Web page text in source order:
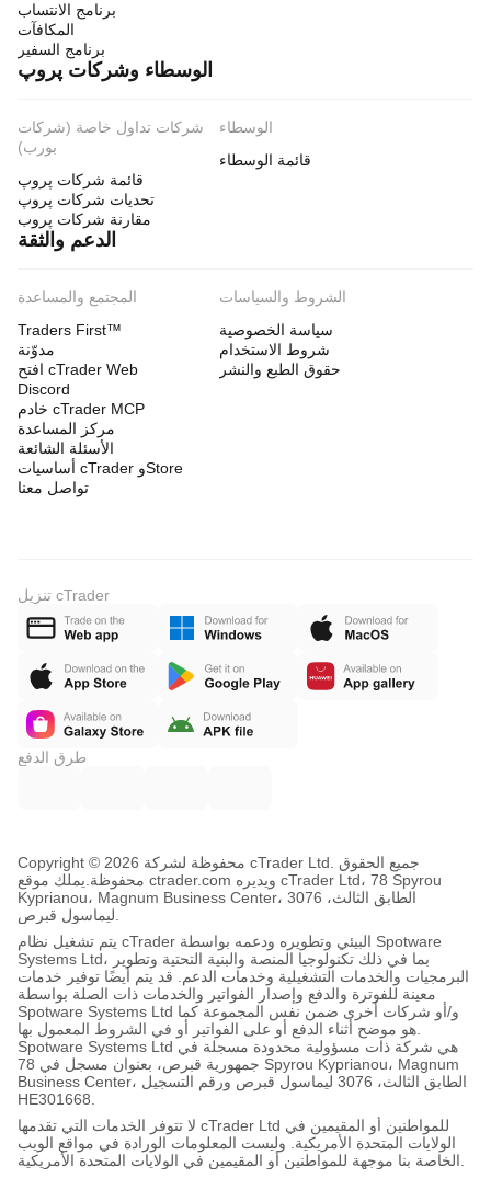
برنامج الانتساب
المكافآت
برنامج السفير
الوسطاء وشركات پروپ
شركات تداول خاصة (شركات
بورب)
قائمة شركات پروپ
تحديات شركات پروپ
مقارنة شركات پروب
الوسطاء
قائمة الوسطاء
الدعم والثقة
المجتمع والمساعدة
Traders First™
مدوّنة
افتح cTrader Web
Discord
خادم cTrader MCP
مركز المساعدة
الأسئلة الشائعة
أساسيات cTrader وStore
تواصل معنا
الشروط والسياسات
سياسة الخصوصية
شروط الاستخدام
حقوق الطبع والنشر
تنزيل cTrader
طرق الدفع
Copyright © محفوظة لشركة 2026 cTrader Ltd. جميع الحقوق
محفوظة. يملك موقع ctrader.com ويديره cTrader Ltd، 78 Spyrou
Kyprianou، Magnum Business Center، الطابق الثالث، 3076
يتم تشغيل نظام cTrader البيئي وتطويره ودعمه بواسطة Spotware
Systems Ltd، بما في ذلك تكنولوجيا المنصة والبنية التحتية وتطوير
البرمجيات والخدمات التشغيلية وخدمات الدعم. قد يتم أيضًا توفير خدمات
معينة للفوترة والدفع وإصدار الفواتير والخدمات ذات الصلة بواسطة
Spotware Systems Ltd و/أو شركات أخرى ضمن نفس المجموعة كما
هو موضح أثناء الدفع أو على الفواتير أو في الشروط المعمول بها.
Spotware Systems Ltd هي شركة ذات مسؤولية محدودة مسجلة في
جمهورية قبرص، بعنوان مسجل في 78 Spyrou Kyprianou، Magnum
Business Center، الطابق الثالث، 3076 ليماسول قبرص ورقم التسجيل
HE301668.
لا تتوفر الخدمات التي تقدمها cTrader Ltd للمواطنين أو المقيمين في
الولايات المتحدة الأمريكية. وليست المعلومات الورادة في مواقع الويب